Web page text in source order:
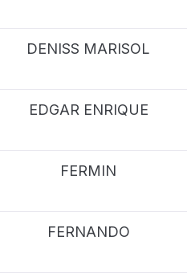
DENISS MARISOL
EDGAR ENRIQUE
FERMIN
FERNANDO